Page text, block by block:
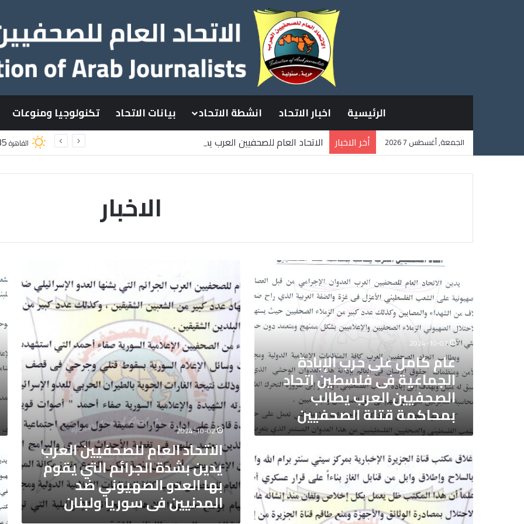
الرئيسية اخبار الاتحاد انشطة الاتحاد بيانات الاتحاد تكنولوجيا ومنوعات
الجمعة, أغسطس 7 2026 أخر الاخبار
الاتحاد العام للصحفيين العرب يدين استشهاد
القاهرة
الاخبار
حرب
الإبادة
الجماعية
فى
فلسطين
اتحاد
الصحفيين
العرب
يطالب
بمحاكمة
قتلة
الصحفيين
2024-10-07
عام كامل على حرب الإبادة
الجماعية فى فلسطين اتحاد
الصحفيين العرب يطالب
بمحاكمة قتلة الصحفيين
للصحفيين
العرب
يدين
بشدة
الجرائم
التي
يقوم
بها
العدو
الصهيوني
ضد
المدنيين
سوريا
ولبنان
2024-10-02
الاتحاد العام للصحفيين العرب
يدين بشدة الجرائم التي يقوم
بها العدو الصهيوني ضد
المدنيين فى سوريا ولبنان
الاتحاد
العام
للصحفيين
العرب
يدين
بكل